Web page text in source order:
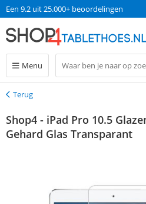
Een 9.2 uit 25.000+ beoordelingen
Menu
Terug
Terug
Shop4 - iPad Pro 10.5
Gehard Glas Transparant